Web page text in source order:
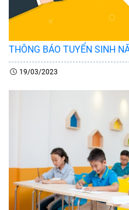
THÔNG BÁO TUYỂN SINH
19/03/2023